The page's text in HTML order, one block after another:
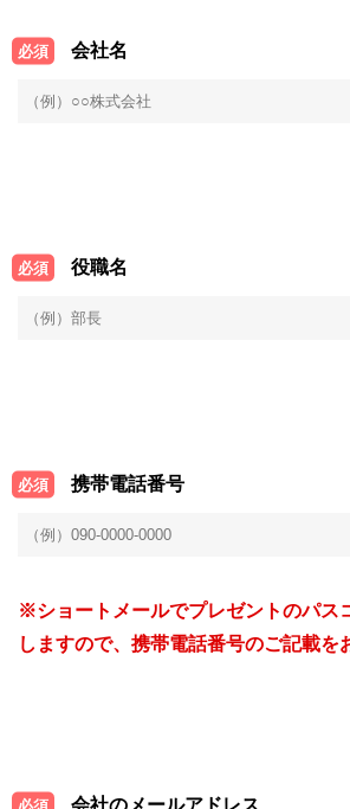
会社名
必須
役職名
必須
携帯電話番号
必須
※ショートメールでプレゼントのパス
しますので、携帯電話番号のご記載を
会社のメールアドレス
必須